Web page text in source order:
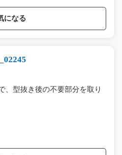
になる
、型抜き後の不要部分を取り